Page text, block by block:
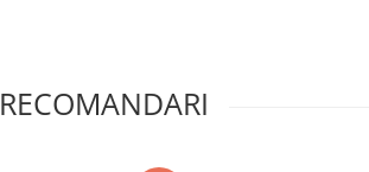
RECOMANDARI